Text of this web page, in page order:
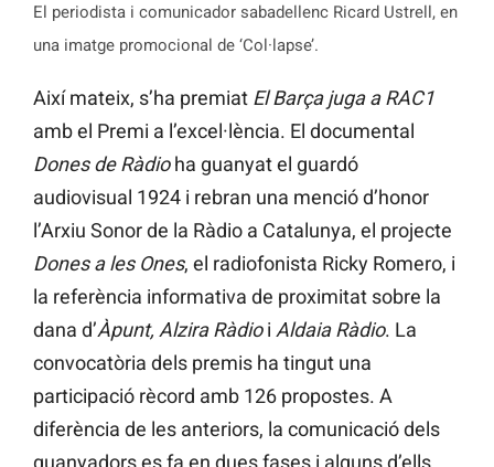
El periodista i comunicador sabadellenc Ricard Ustrell, en
una imatge promocional de ‘Col·lapse’.
Així mateix, s’ha premiat El Barça juga a RAC1
amb el Premi a l’excel·lència. El documental
Dones de Ràdioha guanyat el guardó
audiovisual 1924 i rebran una menció d’honor
l’Arxiu Sonor de la Ràdio a Catalunya, el projecte
Dones a les Ones, el radiofonista Ricky Romero, i
la referència informativa de proximitat sobre la
dana d’Àpunt, Alzira Ràdioi Aldaia Ràdio. La
convocatòria dels premis ha tingut una
participació rècord amb 126 propostes. A
diferència de les anteriors, la comunicació dels
guanyadors es fa en dues fases i alguns d’ells